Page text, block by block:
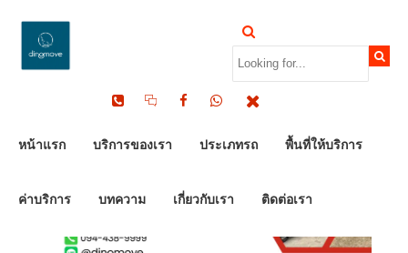
หน้าแรก บริการของเรา ประเภทรถ พื้นที่ให้บริการ
ค่าบริการ บทความ เกี่ยวกับเรา ติดต่อเรา